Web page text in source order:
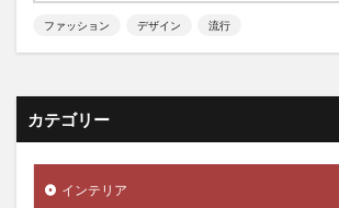
ファッション デザイン 流行
カテゴリー
インテリア